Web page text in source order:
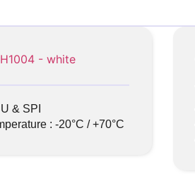
& SPI
: -20°C / +70°C